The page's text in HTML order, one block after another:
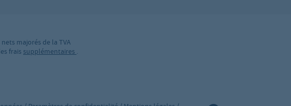
majorés de la TVA
frais supplémentaires .